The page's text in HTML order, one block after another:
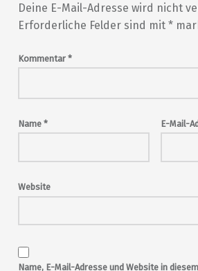
Deine E-Mail-Adresse wird nicht
Erforderliche Felder sind mit *
Kommentar *
Name * E-Mail-
Website
Name, E-Mail-Adresse und Website in